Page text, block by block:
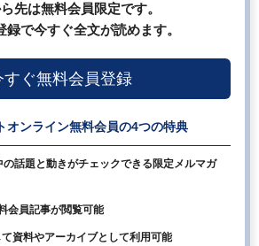
先は無料会員限定です。
録で今すぐ全文が読めます。
すぐ無料会員登録
オンライン無料会員の4つの特典
話題と動きがチェックできる限定メルマガ
会員記事が閲覧可能
資料やアーカイブとして利用可能